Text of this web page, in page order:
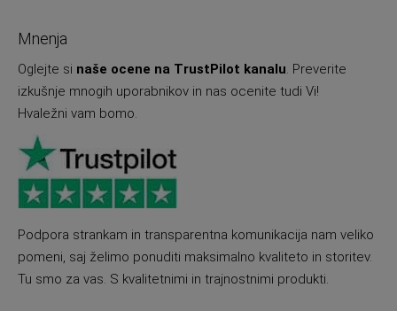
Mnenja
Oglejte si naše ocene na TrustPilot kanalu. Preverite
izkušnje mnogih uporabnikov in nas ocenite tudi Vi!
Hvaležni vam bomo.
Podpora strankam in transparentna komunikacija nam veliko
pomeni, saj želimo ponuditi maksimalno kvaliteto in storitev.
Tu smo za vas. S kvalitetnimi in trajnostnimi produkti.